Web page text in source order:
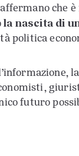
che
la nascita di
politica
futuro